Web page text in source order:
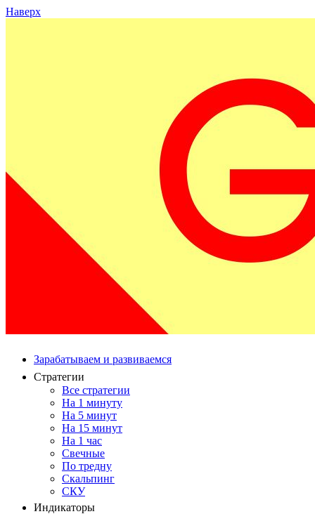
Наверх
Зарабатываем и развиваемся
Стратегии
Все стратегии
На 1 минуту
На 5 минут
На 15 минут
На 1 час
Свечные
По тредну
Скальпинг
СКУ
Индикаторы